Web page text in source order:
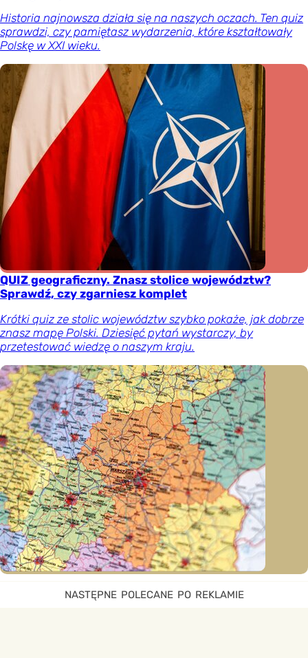
Historia najnowsza działa się na naszych oczach. Ten quiz
sprawdzi, czy pamiętasz wydarzenia, które kształtowały
Polskę w XXI wieku.
QUIZ geograficzny. Znasz stolice województw?
Sprawdź, czy zgarniesz komplet
Krótki quiz ze stolic województw szybko pokaże, jak dobrze
znasz mapę Polski. Dziesięć pytań wystarczy, by
przetestować wiedzę o naszym kraju.